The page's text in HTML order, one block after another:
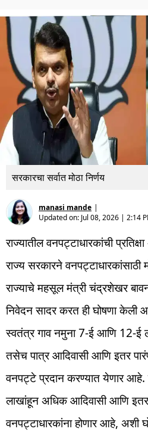
सरकारचा सर्वात मोठा निर्णय
manasi mande |
Updated on: Jul 08, 2026 | 2:14
राज्यातील वनपट्टाधारकांची
राज्य सरकारने वनपट्टाधारकांसाठी
राज्याचे महसूल मंत्री चंद्रशेखर
निवेदन सादर करत ही घोषणा केली
स्वतंत्र गाव नमुना 7-ई आणि 12-ई
तसेच पात्र आदिवासी आणि इतर
वनप‌ट्टे प्रदान करण्यात येणार आहे.
लाखांहून अधिक आदिवासी आणि इतर
वनपट्टाधारकांना होणार आहे,